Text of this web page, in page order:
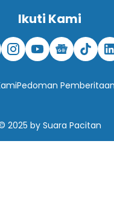
Ikuti Kami
Pedoman
2025 by Suara Pacitan